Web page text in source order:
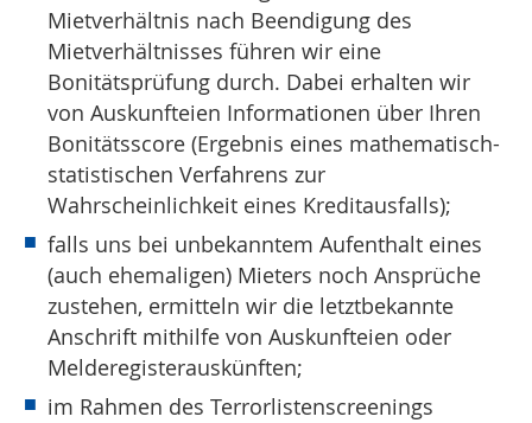
Mietverhältnis nach Beendigung des
Mietverhältnisses führen wir eine
Bonitätsprüfung durch. Dabei erhalten wir
von Auskunfteien Informationen über Ihren
Bonitätsscore (Ergebnis eines mathematisch-
statistischen Verfahrens zur
Wahrscheinlichkeit eines Kreditausfalls);
falls uns bei unbekanntem Aufenthalt eines
(auch ehemaligen) Mieters noch Ansprüche
zustehen, ermitteln wir die letztbekannte
Anschrift mithilfe von Auskunfteien oder
Melderegisterauskünften;
im Rahmen des Terrorlistenscreenings